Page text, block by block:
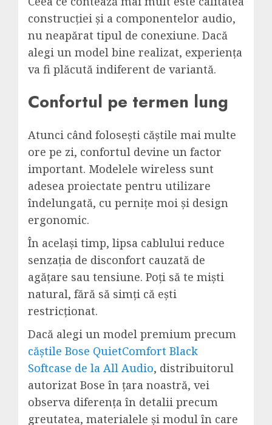
construcției și a componentelor audio,
nu neapărat tipul de conexiune. Dacă
alegi un model bine realizat, experiența
va fi plăcută indiferent de variantă.
Confortul pe termen lung
Atunci când folosești căștile mai multe
ore pe zi, confortul devine un factor
important. Modelele wireless sunt
adesea proiectate pentru utilizare
îndelungată, cu pernițe moi și design
ergonomic.
În același timp, lipsa cablului reduce
senzația de disconfort cauzată de
agățare sau tensiune. Poți să te miști
natural, fără să simți că ești
restricționat.
Dacă alegi un model premium precum
căștile Bose QuietComfort Black
Softcase de la All Audio, distribuitorul
autorizat Bose în țara noastră, vei
observa diferența în detalii precum
greutatea, materialele și modul în care